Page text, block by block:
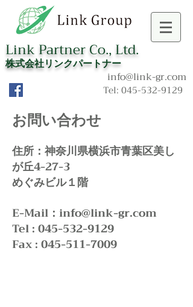
Link Partner Co., Ltd.
Tel:045-532-9129
info@link-gr.com
​株式会社リンクパートナー
お問い合わせ​
住所：神奈川県横浜市青葉区美し
が丘4-27-3
めぐみビル１階
E-Mail： info@link-gr.com
Tel :045-532-9129
Fax :045-511-7009